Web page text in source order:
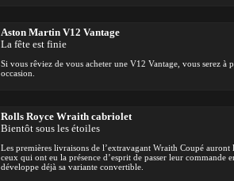
Aston Martin V12 Vantage
La fête est finie
Si vous rêviez de vous acheter une V12 Vantage, vous serez à
occasion.
Rolls Royce Wraith cabriolet
Bientôt sous les étoiles
Les premières livraisons de l’extravagant Wraith Coupé
ceux qui ont eu la présence d’esprit de passer leur commande
développe déjà sa variante convertible.